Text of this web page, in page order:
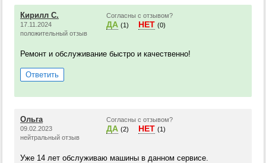
Кирилл С.
17.11.2024
положительный отзыв
Согласны с отзывом?
ДА (1) НЕТ (0)
Ремонт и обслуживание быстро и качественно!
Ответить
Ольга
09.02.2023
нейтральный отзыв
Согласны с отзывом?
ДА (2) НЕТ (1)
Уже 14 лет обслуживаю машины в данном сервисе.